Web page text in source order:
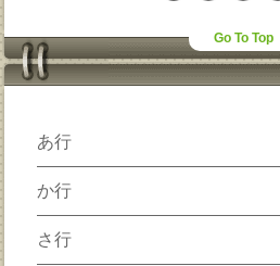
Go To Top
あ行
か行
さ行